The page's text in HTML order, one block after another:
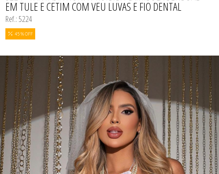
EM TULE E CETIM COM VEU LUVAS E FIO DENTAL
Ref.: 5224
45 % OFF